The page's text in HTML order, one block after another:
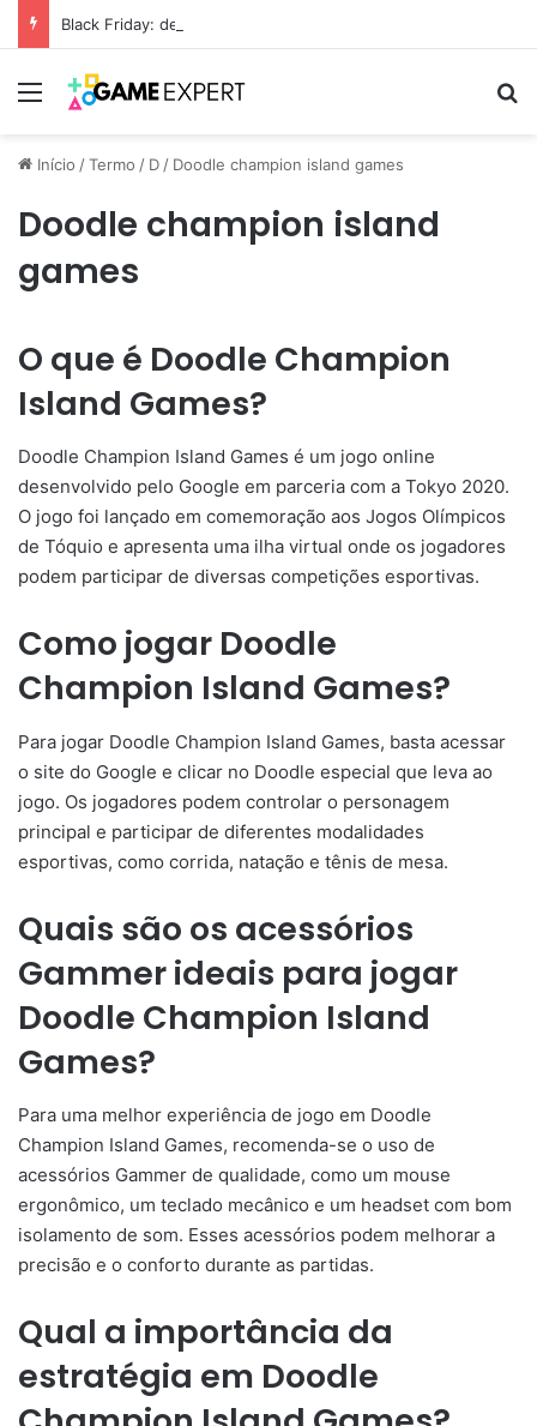
Black Friday: descontos incríveis em eletrônicos
Menu
Início /Termo / D / Doodle champion island games
Doodle champion island
games
O que é Doodle Champion
Island Games?
Doodle Champion Island Games é um jogo online
desenvolvido pelo Google em parceria com a Tokyo 2020.
O jogo foi lançado em comemoração aos Jogos Olímpicos
de Tóquio e apresenta uma ilha virtual onde os jogadores
podem participar de diversas competições esportivas.
Como jogar Doodle
Champion Island Games?
Para jogar Doodle Champion Island Games, basta acessar
o site do Google e clicar no Doodle especial que leva ao
jogo. Os jogadores podem controlar o personagem
principal e participar de diferentes modalidades
esportivas, como corrida, natação e tênis de mesa.
Quais são os acessórios
Gammer ideais para jogar
Doodle Champion Island
Games?
Para uma melhor experiência de jogo em Doodle
Champion Island Games, recomenda-se o uso de
acessórios Gammer de qualidade, como um mouse
ergonômico, um teclado mecânico e um headset com bom
isolamento de som. Esses acessórios podem melhorar a
precisão e o conforto durante as partidas.
Qual a importância da
estratégia em Doodle